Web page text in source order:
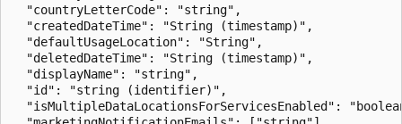
  "countryLetterCode": "string",
  "createdDateTime": "String (timestamp)",
  "defaultUsageLocation": "String",
  "deletedDateTime": "String (timestamp)",
  "displayName": "string",
  "id": "string (identifier)",
"isMultipleDataLocationsForServicesEnabled":